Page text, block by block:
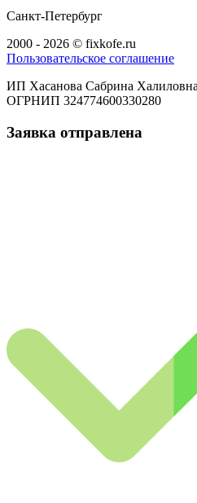
Санкт-Петербург
2000 - 2026 © fixkofe.ru
Пользовательское соглашение
ИП Хасанова Сабрина
ОГРНИП 324774600330280
Заявка отправлена